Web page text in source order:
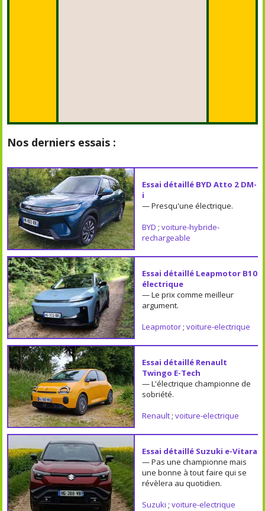
Nos derniers essais :
Essai détaillé BYD Atto 2 DM-
i
— Presqu'une électrique.
BYD ; voiture-hybride-
rechargeable
Essai détaillé Leapmotor B10
électrique
— Le prix comme meilleur
argument.
Leapmotor; voiture-electrique
Essai détaillé Renault
Twingo E-Tech
— L'électrique championne de
sobriété.
Renault; voiture-electrique
Essai détaillé Suzuki e-Vitara
— Pas une championne mais
une bonne à tout faire qui se
révèlera au quotidien.
Suzuki ; voiture-electrique